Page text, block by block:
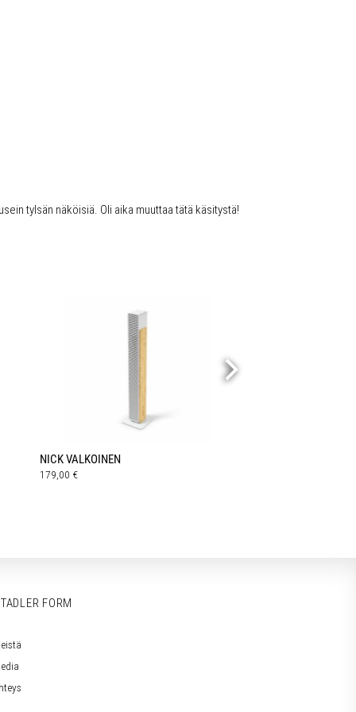
tylsän näköisiä. Oli aika muuttaa tätä käsitystä!
NICK VALKOINEN
179,00 €
FORM